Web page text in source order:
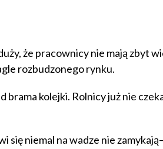
że pracownicy nie mają zbyt
rozbudzonego rynku.
brama kolejki. Rolnicy już nie
się niemal na wadze nie